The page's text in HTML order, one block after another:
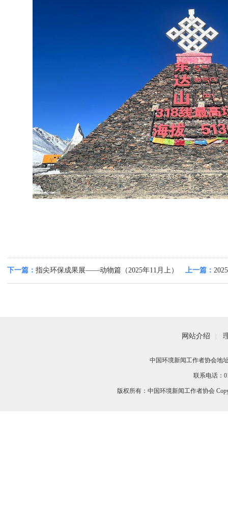
下一篇： 指尖环保成果展——动物篇（2025年11月上） 上一篇：
网站介绍
中国环境新闻工作者协会地
联系电话：
版权所有：中国环境新闻工作者协会